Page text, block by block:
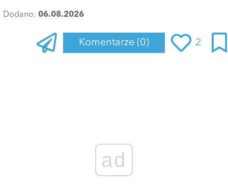
Dodano: 06.08.2026
Komentarze (0) 2
ad